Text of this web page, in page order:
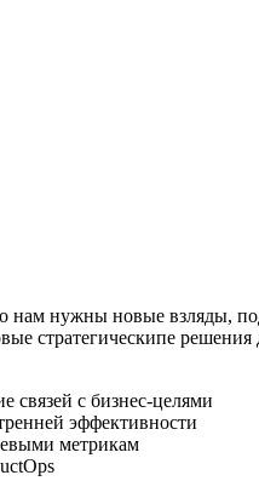
нам нужны новые взляды,
стратегическипе
связей с бизнес-целями
эффективности
метрикам